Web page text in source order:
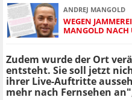
ANDREJ MANGOLD
WEGEN
MANGOLD NACH
Zudem wurde der Ort
entsteht. Sie soll jetzt
ihrer Live-Auftritte
mehr nach Fernsehen